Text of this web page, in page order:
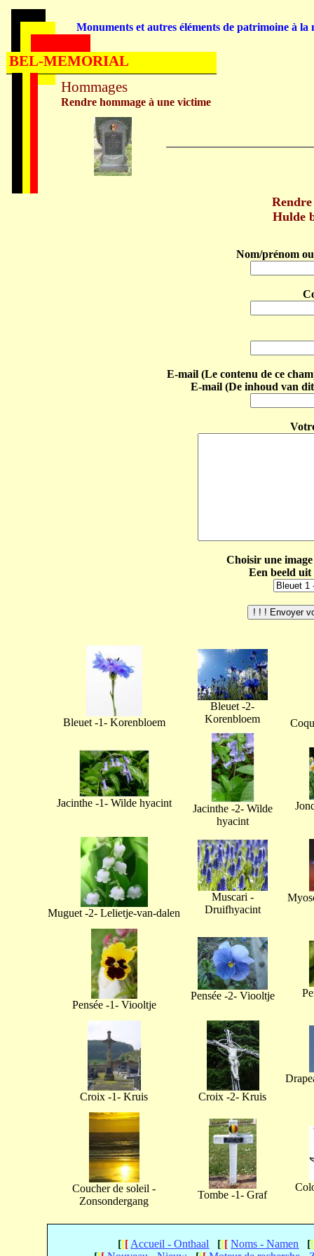
Hulde
Nom/prénom
E-mail (Le contenu de ce
E-mail (De inhoud van
Choisir une
Een beeld
Bleuet -1- Korenbloem
Bleuet -2-
Korenbloem
Jacinthe -1- Wilde hyacint
Jacinthe -2- Wilde
hyacint
Muguet -2- Lelietje-van-dalen
Muscari -
Druifhyacint
Pensée -1- Viooltje
Pensée -2- Viooltje
Croix -1- Kruis Croix -2- Kruis
Coucher de soleil -
Zonsondergang
Tombe -1- Graf
[[[ Accueil - Onthaal [[[ Noms - Namen [[
Hommages
Rendre hommage à une victime
Monuments et autres éléments de patrimoine à la
BEL-MEMORIAL